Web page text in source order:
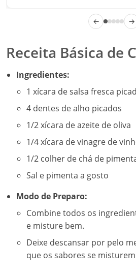
← →
Receita Básica de
Ingredientes:
1 xícara de salsa fresca
4 dentes de alho picados
1/2 xícara de azeite de oliva
1/4 xícara de vinagre de
1/2 colher de chá de
Sal e pimenta a gosto
Modo de Preparo:
Combine todos os
e misture bem.
Deixe descansar por pelo
que os sabores se